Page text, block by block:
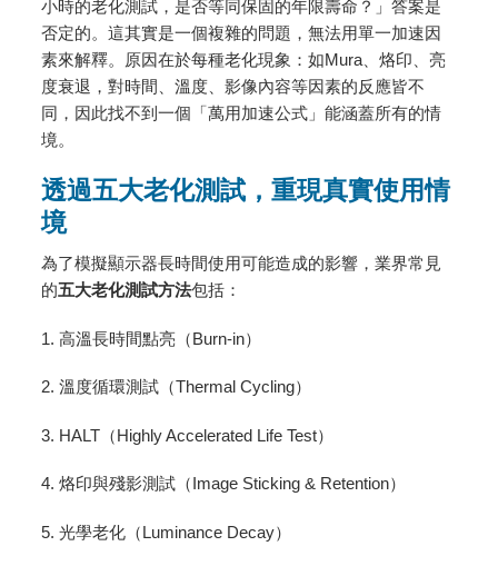
小時的老化測試，是否等同保固的年限壽命？」答案是
否定的。這其實是一個複雜的問題，無法用單一加速因
素來解釋。原因在於每種老化現象：如Mura、烙印、亮
度衰退，對時間、溫度、影像內容等因素的反應皆不
同，因此找不到一個「萬用加速公式」能涵蓋所有的情
境。
透過五大老化測試，重現真實使用情
境
為了模擬顯示器長時間使用可能造成的影響，業界常見
的五大老化測試方法包括：
1. 高溫長時間點亮（Burn-in）
2. 溫度循環測試（Thermal Cycling）
3. HALT（Highly Accelerated Life Test）
4. 烙印與殘影測試（Image Sticking & Retention）
5. 光學老化（Luminance Decay）